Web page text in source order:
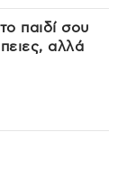
παιδί σου
αλλά